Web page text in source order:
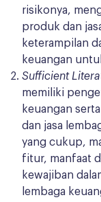
risikonya,
produk dan
keterampilan
keuangan
Sufficient
memiliki
keuangan
dan jasa
yang cukup,
fitur, manfaat
kewajiban
lembaga